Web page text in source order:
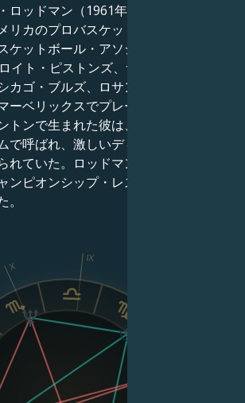
ロッドマン（1961年5月13日生まれ）
リカのプロバスケットボール選手で、
ケットボール・アソシエーション
イト・ピストンズ、サンアントニ
カゴ・ブルズ、ロサンゼルス・レイカ
ーベリックスでプレーした。ニュージ
トンで生まれた彼は、"The Worm"と
で呼ばれ、激しいディフェンスとリバ
れていた。ロッドマンは、史上初のセ
ンピオンシップ・レスリング・トーナ
IX
X